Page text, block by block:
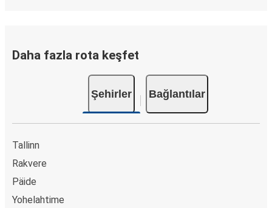
Daha fazla rota keşfet
Şehirler Bağlantılar
Tallinn
Rakvere
Päide
Yohelahtime